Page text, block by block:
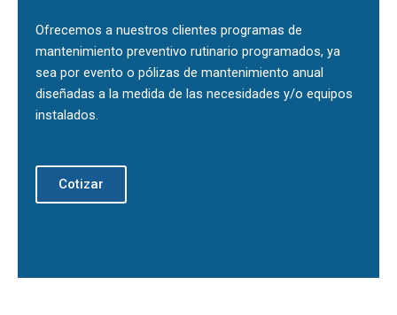
Ofrecemos a nuestros clientes programas de
mantenimiento preventivo rutinario programados, ya
sea por evento o pólizas de mantenimiento anual
diseñadas a la medida de las necesidades y/o equipos
instalados.
Cotizar